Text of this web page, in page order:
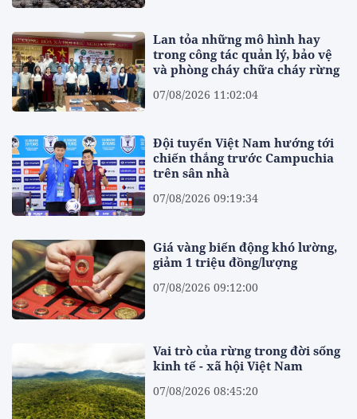
Lan tỏa những mô hình hay
trong công tác quản lý, bảo vệ
và phòng cháy chữa cháy rừng
07/08/2026 11:02:04
Đội tuyển Việt Nam hướng tới
chiến thắng trước Campuchia
trên sân nhà
07/08/2026 09:19:34
Giá vàng biến động khó lường,
giảm 1 triệu đồng/lượng
07/08/2026 09:12:00
Vai trò của rừng trong đời sống
kinh tế - xã hội Việt Nam
07/08/2026 08:45:20